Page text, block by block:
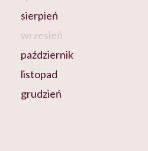
sierpień
wrzesień
październik
listopad
grudzień